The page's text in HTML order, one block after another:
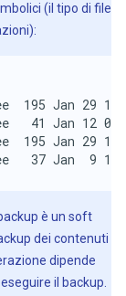
(il tipo di file
41 Jan 12
37 Jan  9
è un soft
dei contenuti
dipende
il backup.